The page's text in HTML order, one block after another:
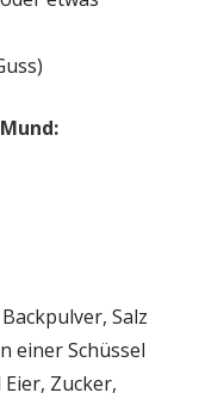
Salz
einer Schüssel
Zucker,